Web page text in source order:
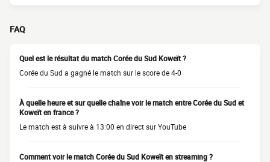
FAQ
Quel est le résultat du match Corée du Sud Koweït ?
Corée du Sud a gagné le match sur le score de 4-0
À quelle heure et sur quelle chaîne voir le match entre Corée du Sud et
Koweït en france ?
Le match est à suivre à 13:00 en direct sur YouTube
Comment voir le match Corée du Sud Koweït en streaming ?